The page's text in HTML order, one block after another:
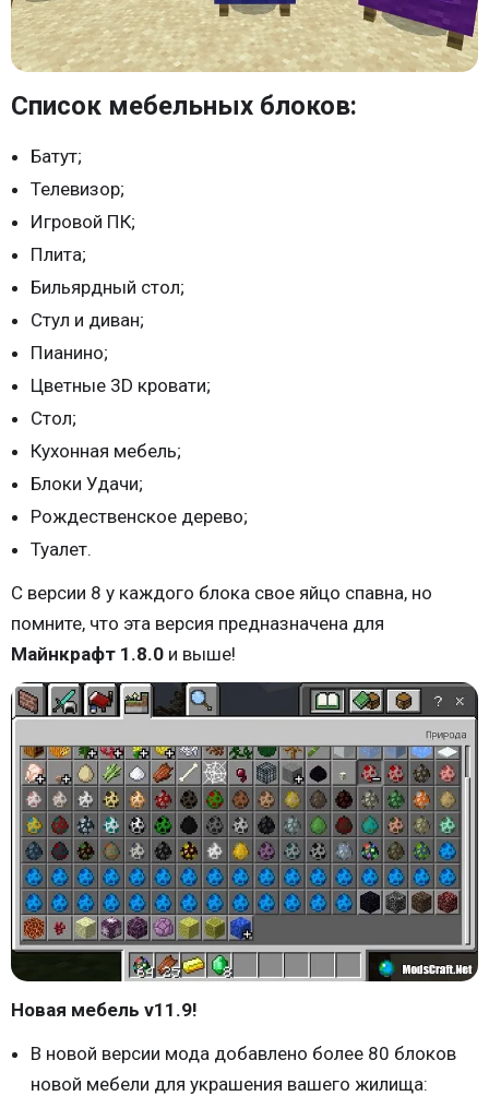
Список мебельных блоков:
Батут;
Телевизор;
Игровой ПК;
Плита;
Бильярдный стол;
Стул и диван;
Пианино;
Цветные 3D кровати;
Стол;
Кухонная мебель;
Блоки Удачи;
Рождественское дерево;
Туалет.
С версии 8 у каждого блока свое яйцо спавна, но
помните, что эта версия предназначена для
Майнкрафт 1.8.0 и выше!
Новая мебель v11.9!
В новой версии мода добавлено более 80 блоков
новой мебели для украшения вашего жилища: